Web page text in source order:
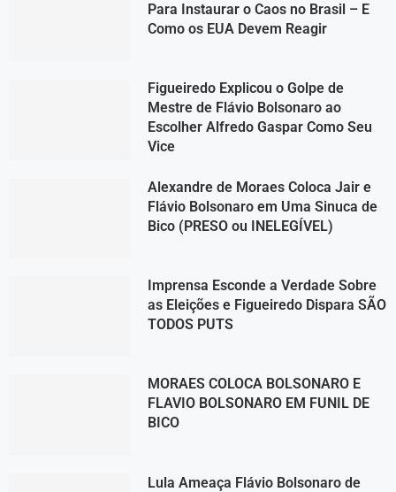
Para Instaurar o Caos no Brasil – E
Como os EUA Devem Reagir
Figueiredo Explicou o Golpe de
Mestre de Flávio Bolsonaro ao
Escolher Alfredo Gaspar Como Seu
Vice
Alexandre de Moraes Coloca Jair e
Flávio Bolsonaro em Uma Sinuca de
Bico (PRESO ou INELEGÍVEL)
Imprensa Esconde a Verdade Sobre
as Eleições e Figueiredo Dispara SÃO
TODOS PUTS
MORAES COLOCA BOLSONARO E
FLAVIO BOLSONARO EM FUNIL DE
BICO
Lula Ameaça Flávio Bolsonaro de